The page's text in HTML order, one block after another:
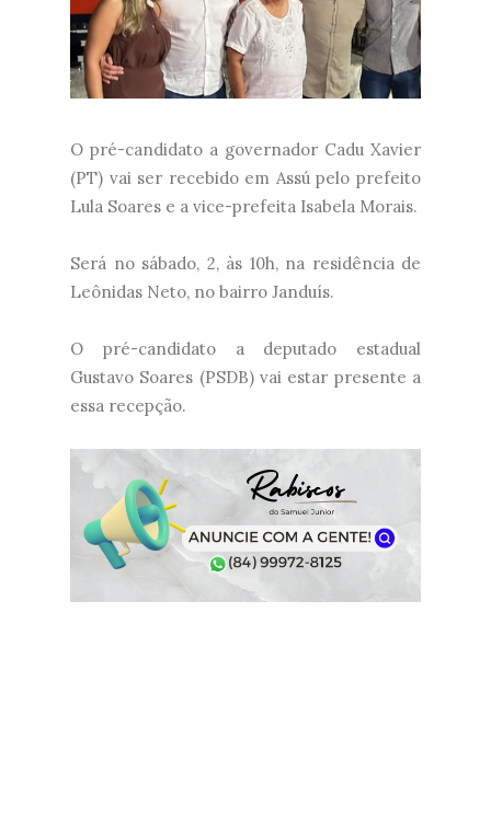
O pré-candidato a governador Cadu Xavier
(PT) vai ser recebido em Assú pelo prefeito
Lula Soares e a vice-prefeita Isabela Morais.
Será no sábado, 2, às 10h, na residência de
Leônidas Neto, no bairro Janduís.
O pré-candidato a deputado estadual
Gustavo Soares (PSDB) vai estar presente a
essa recepção.